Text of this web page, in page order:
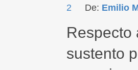
2 De: Emilio
Respecto
sustento